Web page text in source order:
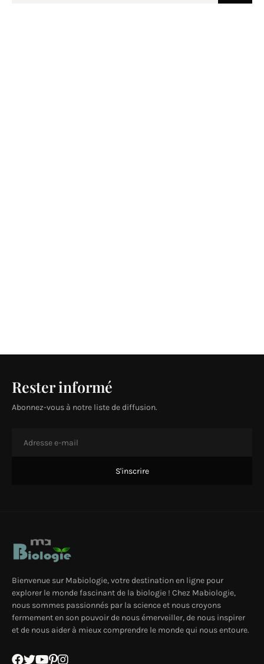
Rester informé
Abonnez-vous à notre liste de diffusion.
Bienvenue sur Mabiologie, votre destination en ligne pour
explorer le monde fascinant de la biologie ! Chez Mabiologie,
nous sommes passionnés par la science et nous croyons
fermement en son pouvoir de nous émerveiller, de nous inspirer
et de nous aider à mieux comprendre le monde qui nous entoure.